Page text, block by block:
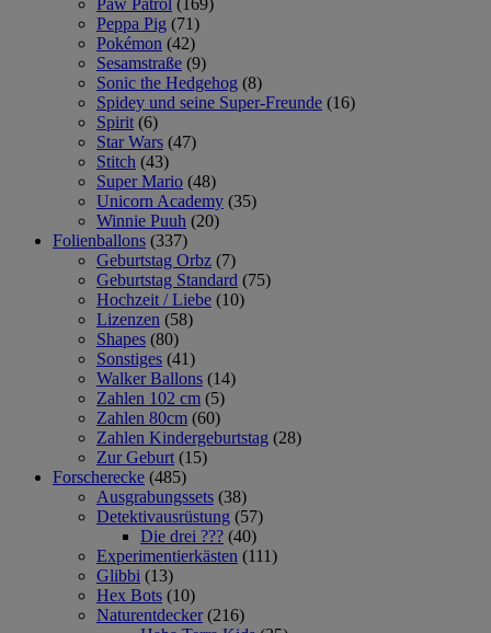
Peppa Pig (71)
Pokémon (42)
Sesamstraße (9)
Sonic the Hedgehog (8)
Spidey und seine Super-Freunde (16)
Spirit (6)
Star Wars (47)
Stitch (43)
Super Mario (48)
Unicorn Academy (35)
Winnie Puuh (20)
Folienballons (337)
Geburtstag Orbz (7)
Geburtstag Standard (75)
Hochzeit / Liebe (10)
Lizenzen (58)
Shapes (80)
Sonstiges (41)
Walker Ballons (14)
Zahlen 102 cm (5)
Zahlen 80cm (60)
Zahlen Kindergeburtstag (28)
Zur Geburt (15)
Forscherecke (485)
Ausgrabungssets (38)
Detektivausrüstung (57)
Die drei ??? (40)
Experimentierkästen (111)
Glibbi (13)
Hex Bots (10)
Naturentdecker (216)